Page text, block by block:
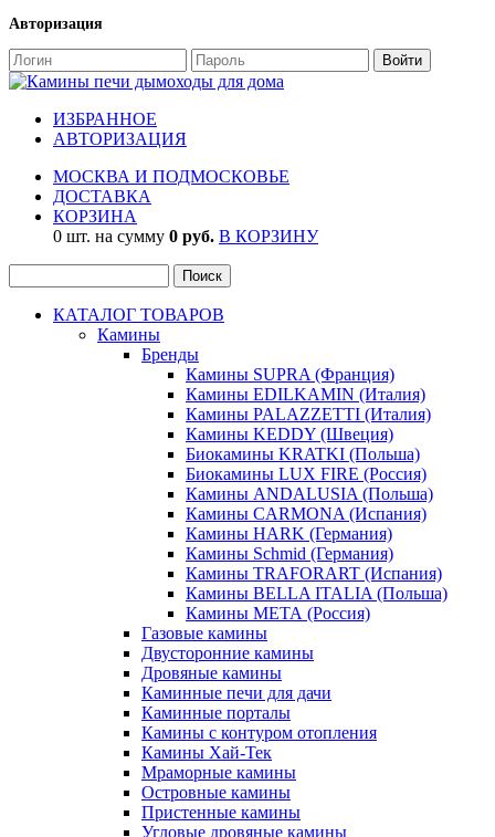
Авторизация
ИЗБРАННОЕ
АВТОРИЗАЦИЯ
МОСКВА И ПОДМОСКОВЬЕ
ДОСТАВКА
КОРЗИНА
0 шт. на сумму 0 руб. В КОРЗИНУ
КАТАЛОГ ТОВАРОВ
Камины
Бренды
Камины SUPRA (Франция)
Камины EDILKAMIN (Италия)
Камины PALAZZETTI (Италия)
Камины KEDDY (Швеция)
Биокамины KRATKI (Польша)
Биокамины LUX FIRE (Россия)
Камины ANDALUSIA (Польша)
Камины CARMONA (Испания)
Камины HARK (Германия)
Камины Schmid (Германия)
Камины TRAFORART (Испания)
Камины BELLA ITALIA (Польша)
Камины МЕТА (Россия)
Газовые камины
Двусторонние камины
Дровяные камины
Каминные печи для дачи
Каминные порталы
Камины с контуром отопления
Камины Хай-Тек
Мраморные камины
Островные камины
Пристенные камины
Угловые дровяные камины